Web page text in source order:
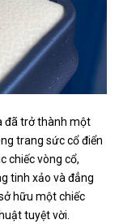
đã trở thành một
trang sức cổ điển
chiếc vòng cổ,
tinh xảo và đẳng
hữu một chiếc
tuyệt vời.